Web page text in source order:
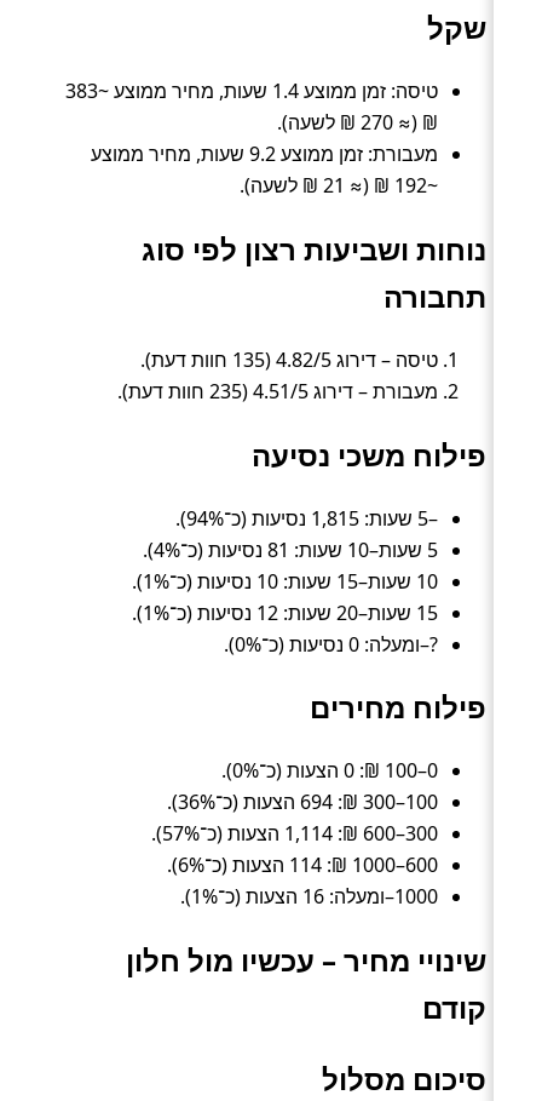
שקל
טיסה: זמן ממוצע 1.4 שעות, מחיר ממוצע ~383
₪ (≈ 270 ₪ לשעה).
מעבורת: זמן ממוצע 9.2 שעות, מחיר ממוצע
~192 ₪ (≈ 21 ₪ לשעה).
נוחות ושביעות רצון לפי סוג
תחבורה
טיסה – דירוג 4.82/5 (135 חוות דעת).
מעבורת – דירוג 4.51/5 (235 חוות דעת).
פילוח משכי נסיעה
–5 שעות: 1,815 נסיעות (כ־94%).
5 שעות–10 שעות: 81 נסיעות (כ־4%).
10 שעות–15 שעות: 10 נסיעות (כ־1%).
15 שעות–20 שעות: 12 נסיעות (כ־1%).
?–ומעלה: 0 נסיעות (כ־0%).
פילוח מחירים
0–100 ₪: 0 הצעות (כ־0%).
100–300 ₪: 694 הצעות (כ־36%).
300–600 ₪: 1,114 הצעות (כ־57%).
600–1000 ₪: 114 הצעות (כ־6%).
1000–ומעלה: 16 הצעות (כ־1%).
שינויי מחיר – עכשיו מול חלון
קודם
סיכום מסלול